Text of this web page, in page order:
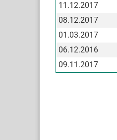
11.12.2017
08.12.2017
01.03.2017
06.12.2016
09.11.2017